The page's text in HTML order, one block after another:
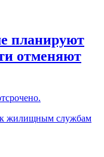
планируют
отменяют